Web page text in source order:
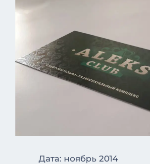
Дата: ноябрь 2014